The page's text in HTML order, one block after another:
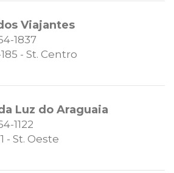
Viajantes
1837
185 - St. Centro
Luz do Araguaia
1122
- St. Oeste